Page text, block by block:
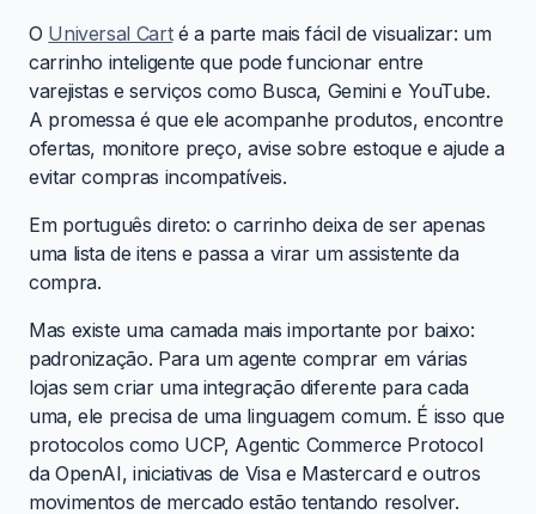
O Universal Carté a parte mais fácil de visualizar: um
carrinho inteligente que pode funcionar entre
varejistas e serviços como Busca, Gemini e YouTube.
A promessa é que ele acompanhe produtos, encontre
ofertas, monitore preço, avise sobre estoque e ajude a
evitar compras incompatíveis.
Em português direto: o carrinho deixa de ser apenas
uma lista de itens e passa a virar um assistente da
compra.
Mas existe uma camada mais importante por baixo:
padronização. Para um agente comprar em várias
lojas sem criar uma integração diferente para cada
uma, ele precisa de uma linguagem comum. É isso que
protocolos como UCP, Agentic Commerce Protocol
da OpenAI, iniciativas de Visa e Mastercard e outros
movimentos de mercado estão tentando resolver.